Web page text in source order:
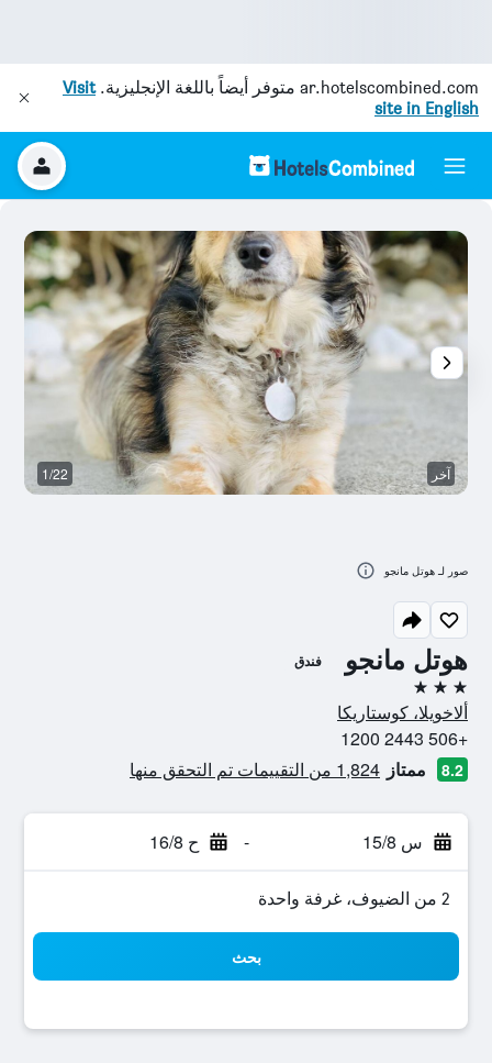
ar.hotelscombined.com متوفر أيضاً باللغة الإنجليزية.Visit
site in English
هوتل مانجو فندق
3 نجوم
ألاخويلا، كوستاريكا
+506 2443 1200
8.2 ممتاز 1,824 من التقييمات تم التحقق منها
س 15/8 - ح 16/8
2 من الضيوف، غرفة واحدة
بحث
آخر 1/22
صور لـ هوتل مانجو